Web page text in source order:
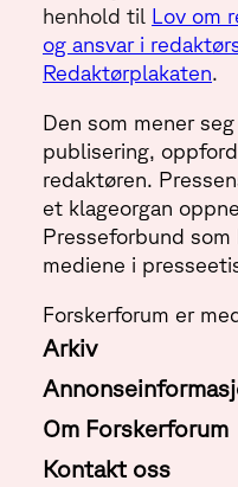
henhold til Lov om
og ansvar i
Redaktørplakaten.
Den som mener
publisering,
redaktøren.
et klageorgan
Presseforbund
mediene i
Forskerforum er
Arkiv
Om Forskerforum
Kontakt oss